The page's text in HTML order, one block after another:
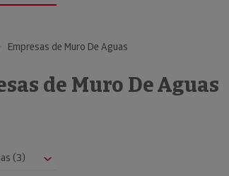
Empresas de Muro De Aguas
de Muro De Aguas